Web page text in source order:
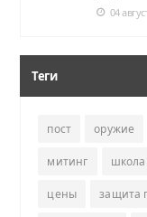
04
Теги
пост оружие
митинг
цены защита